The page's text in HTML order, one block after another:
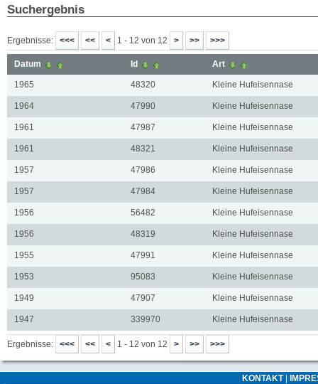
Suchergebnis
Ergebnisse: 1 - 12 von 12
Datum Id Art
1965 48320 Kleine Hufeisennase
1964 47990 Kleine Hufeisennase
1961 47987 Kleine Hufeisennase
1961 48321 Kleine Hufeisennase
1957 47986 Kleine Hufeisennase
1957 47984 Kleine Hufeisennase
1956 56482 Kleine Hufeisennase
1956 48319 Kleine Hufeisennase
1955 47991 Kleine Hufeisennase
1953 95083 Kleine Hufeisennase
1949 47907 Kleine Hufeisennase
1947 339970 Kleine Hufeisennase
Ergebnisse: 1 - 12 von 12
KONTAKT|